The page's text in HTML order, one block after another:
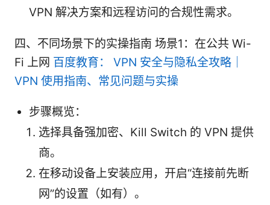
VPN 解决方案和远程访问的合规性需求。
四、不同场景下的实操指南 场景1：在公共 Wi-
Fi 上网 百度教育： VPN 安全与隐私全攻略｜
VPN 使用指南、常见问题与实操
步骤概览：
选择具备强加密、Kill Switch 的 VPN 提供
商。
在移动设备上安装应用，开启“连接前先断
网”的设置（如有）。